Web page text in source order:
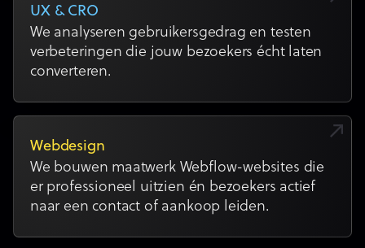
UX & CRO
We analyseren gebruikersgedrag en testen
verbeteringen die jouw bezoekers écht laten
converteren.
Webdesign
We bouwen maatwerk Webflow-websites die
er professioneel uitzien én bezoekers actief
naar een contact of aankoop leiden.